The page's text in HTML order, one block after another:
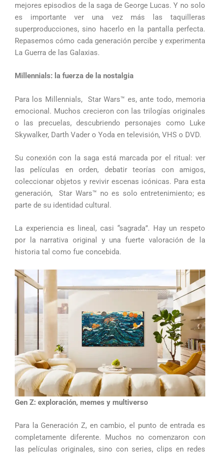
mejores episodios de la saga de George Lucas. Y no solo
es importante ver una vez más las taquilleras
superproducciones, sino hacerlo en la pantalla perfecta.
Repasemos cómo cada generación percibe y experimenta
La Guerra de las Galaxias.
Millennials: la fuerza de la nostalgia
Para los Millennials, Star Wars™ es, ante todo, memoria
emocional. Muchos crecieron con las trilogías originales
o las precuelas, descubriendo personajes como Luke
Skywalker, Darth Vader o Yoda en televisión, VHS o DVD.
Su conexión con la saga está marcada por el ritual: ver
las películas en orden, debatir teorías con amigos,
coleccionar objetos y revivir escenas icónicas. Para esta
generación, Star Wars™ no es solo entretenimiento; es
parte de su identidad cultural.
La experiencia es lineal, casi “sagrada”. Hay un respeto
por la narrativa original y una fuerte valoración de la
historia tal como fue concebida.
Gen Z: exploración, memes y multiverso
Para la Generación Z, en cambio, el punto de entrada es
completamente diferente. Muchos no comenzaron con
las películas originales, sino con series, clips en redes